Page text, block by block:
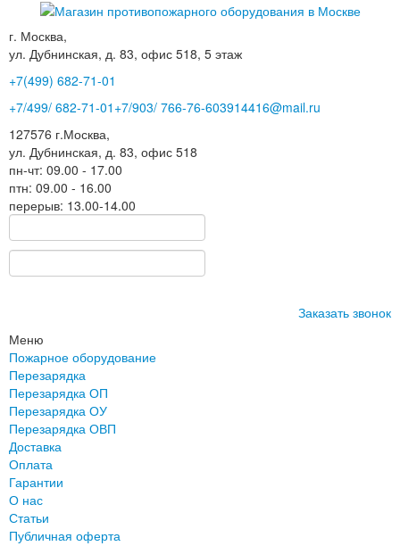
г. Москва,
ул. Дубнинская, д. 83, офис 518, 5 этаж
+7(499) 682-71-01
+7/499/ 682-71-01 +7/903/ 766-76-603914416@mail.ru
127576 г.Москва,
ул. Дубнинская, д. 83, офис 518
пн-чт: 09.00 - 17.00
птн: 09.00 - 16.00
перерыв: 13.00-14.00
Заказать звонок
Меню
Пожарное оборудование
Перезарядка
Перезарядка ОП
Перезарядка ОУ
Перезарядка ОВП
Доставка
Оплата
Гарантии
О нас
Статьи
Публичная оферта